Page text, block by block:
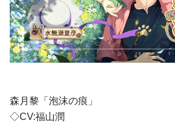
森月黎「泡沫の痕」
◇CV:福山潤